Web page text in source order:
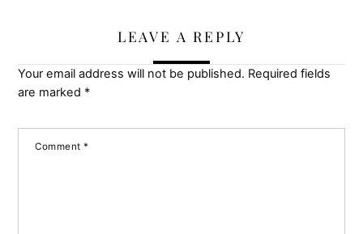
LEAVE A REPLY
Your email address will not be published. Required fields
are marked *
Comment*